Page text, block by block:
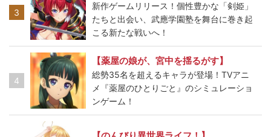
3
新作ゲームリリース！個性豊かな「剣姫」
たちと出会い、武應学園塾を舞台に巻き起
こる新たな戦いへ！
4
【薬屋の娘が、宮中を揺るがす】
総勢35名を超えるキャラが登場！TVアニ
メ『薬屋のひとりごと』のシミュレーショ
ンゲーム！